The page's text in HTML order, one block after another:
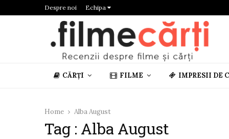
Despre noi Echipa
CĂRȚI FILME IMPRESII DE
Home Alba August
Tag : Alba August